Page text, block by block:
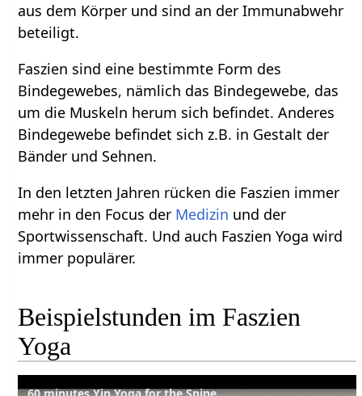
aus dem Körper und sind an der Immunabwehr
beteiligt.
Faszien sind eine bestimmte Form des
Bindegewebes, nämlich das Bindegewebe, das
um die Muskeln herum sich befindet. Anderes
Bindegewebe befindet sich z.B. in Gestalt der
Bänder und Sehnen.
In den letzten Jahren rücken die Faszien immer
mehr in den Focus der Medizin und der
Sportwissenschaft. Und auch Faszien Yoga wird
immer populärer.
Beispielstunden im Faszien
Yoga